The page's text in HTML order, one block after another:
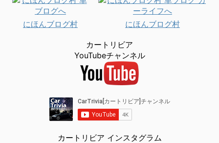
にほんブログ村 にほんブログ村
カートリビア
YouTubeチャンネル
カートリビア インスタグラム